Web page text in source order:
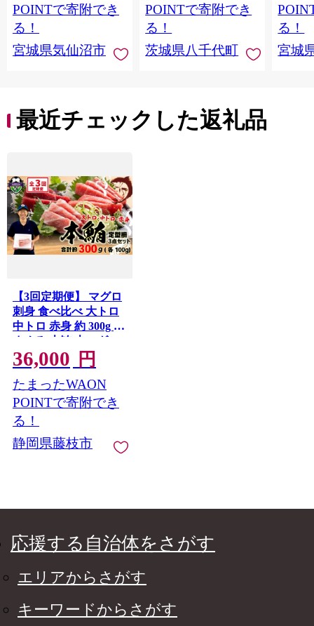
当 支援 サーモン 銀鮭
切り身 魚 わけあり
POINTで寄附でき
る！
宮城県気仙沼市
茨城 八千代町 ふるさ
と納税 冷凍 [SF951ya]
POINTで寄附でき
る！
茨城県八千代町
鮭 銀
介
る！
宮城
最近チェックした返礼品
【3回定期便】 マグロ
刺身 食べ比べ 大トロ
中トロ 赤身 約 300g 本
まぐろ 本鮪 本マグロ
大とろ 中とろ 赤身 解
凍 漬け鮪 海鮮 カネト
モ 静岡県 藤枝市
36,000 円
たまったWAON
POINTで寄附でき
る！
静岡県藤枝市
応援する自治体をさがす
エリアからさがす
キーワードからさがす